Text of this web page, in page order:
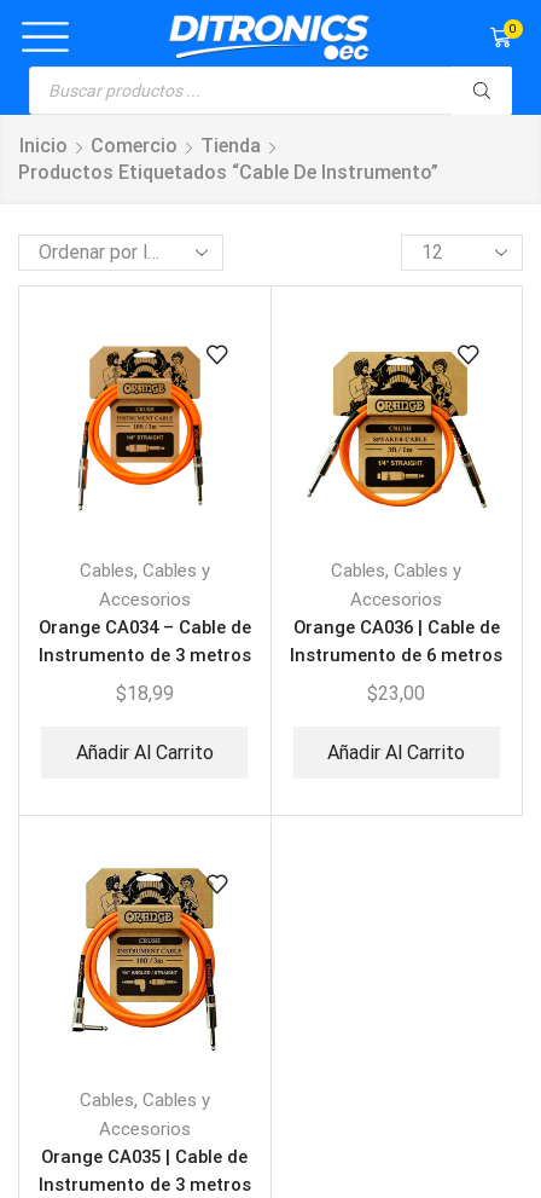
0
Inicio Comercio
Tienda
Productos Etiquetados “cable De Instrumento”
Cables, Cables y
Accesorios
Orange CA034 – Cable de
Instrumento de 3 metros
$18,99
Añadir Al Carrito
Cables,Cables y
Accesorios
Orange CA036 | Cable de
Instrumento de 6 metros
$23,00
Añadir Al Carrito
Cables, Cables y
Accesorios
Orange CA035 | Cable de
Instrumento de 3 metros